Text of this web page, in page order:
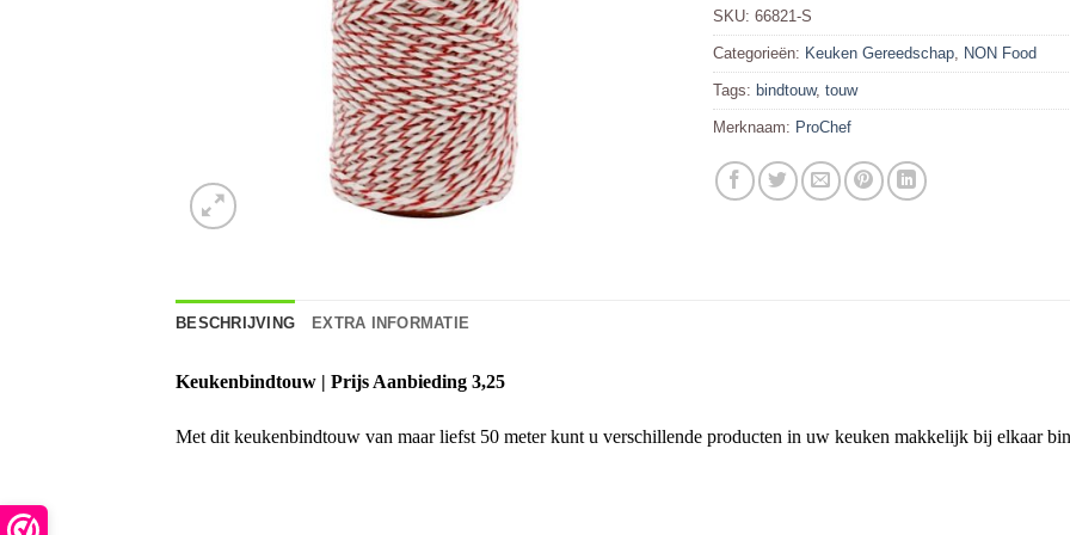
SKU: 66821-S
Categorieën: Keuken Gereedschap NON Food
Tags: bindtouw, touw
Merknaam: ProChef
BESCHRIJVING EXTRA INFORMATIE
Keukenbindtouw | Prijs Aanbieding 3,25
Met dit keukenbindtouw van maar liefst 50 meter kunt u verschillende producten in uw keuken makkelijk bij elkaar